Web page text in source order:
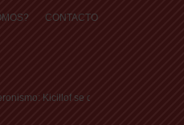
CONTACTO
Kicillof se despega y dice que en